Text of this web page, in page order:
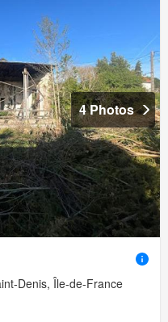
4 Photos
Denis, Île-de-France